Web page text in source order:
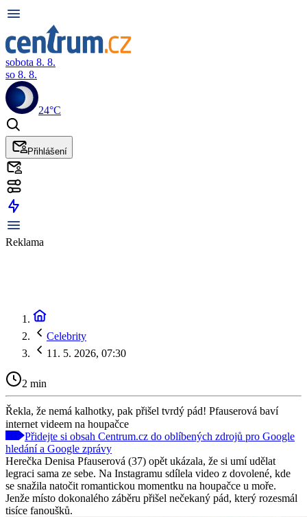
sobota 8. 8.
so 8. 8.
24°C
Přihlášení
Reklama
Celebrity
11. 5. 2026, 07:30
2 min
Řekla, že nemá kalhotky, pak přišel tvrdý pád! Pfauserová baví
internet videem na houpačce
Přidejte si obsah Centrum.cz do oblíbených zdrojů pro Google
hledání a Google zprávy
Herečka Denisa Pfauserová (37) opět ukázala, že si umí udělat
legraci sama ze sebe. Na Instagramu sdílela video z dovolené, kde
se snažila natočit romantickou momentku na houpačce u moře.
Jenže místo dokonalého záběru přišel nečekaný pád, který rozesmál
tisíce fanoušků.